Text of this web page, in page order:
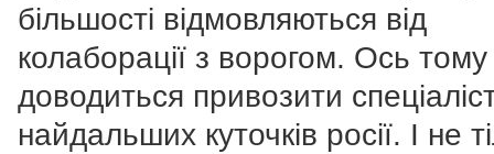
більшості відмовляються від
колаборації з ворогом. Ось
доводиться привозити
найдальших куточків росії. І не